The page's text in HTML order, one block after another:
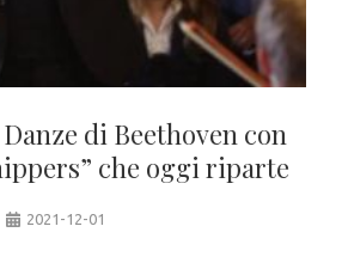
di Beethoven con
che oggi riparte
2021-12-01